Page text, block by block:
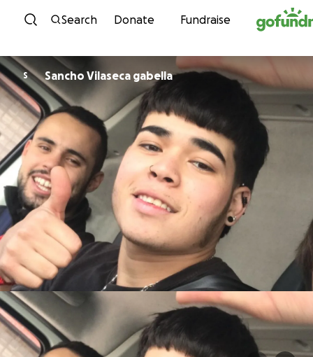
Skip to content
Search Donate Fundraise
S Sancho Vilaseca gabella